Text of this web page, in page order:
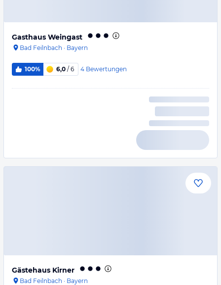
Gasthaus Weingast
Bad Feilnbach · Bayern
100% 6,0 / 6 4 Bewertungen
Gästehaus Kirner
Bad Feilnbach · Bayern